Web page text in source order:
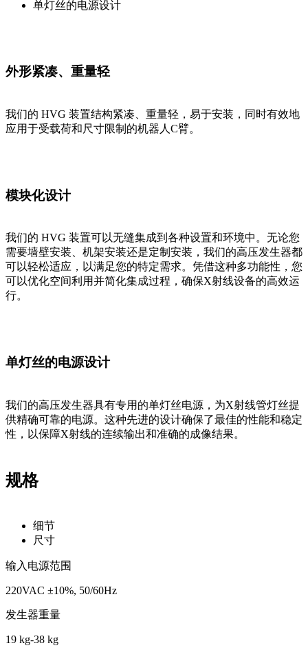
单灯丝的电源设计
外形紧凑、重量轻
我们的 HVG 装置结构紧凑、重量轻，易于安装，同时有效地
应用于受载荷和尺寸限制的机器人C臂。
模块化设计
我们的 HVG 装置可以无缝集成到各种设置和环境中。无论您
需要墙壁安装、机架安装还是定制安装，我们的高压发生器都
可以轻松适应，以满足您的特定需求。凭借这种多功能性，您
可以优化空间利用并简化集成过程，确保X射线设备的高效运
行。
单灯丝的电源设计
我们的高压发生器具有专用的单灯丝电源，为X射线管灯丝提
供精确可靠的电源。这种先进的设计确保了最佳的性能和稳定
性，以保障X射线的连续输出和准确的成像结果。
规格
细节
尺寸
输入电源范围
220VAC ±10%, 50/60Hz
发生器重量
19 kg-38 kg